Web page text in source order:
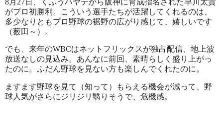
がプロ初勝利。こういう選手たちが活躍してくれるのは、
多少なりともプロ野球の裾野の広がり感じて、嬉しいです
（薮田～）。
でも、来年のWBCはネットフリックスが独占配信、地上波
放送なしの見込み。あんなに前回、素晴らしく盛り上がっ
たのに。ふだん野球を見ない方も楽しんでくれたのに。
ますます野球を見て（知って）もらえる機会が減って、野
球人気がさらにジリジリ翳りそうで、危機感。